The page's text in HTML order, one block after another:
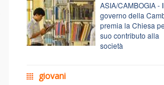
ASIA/CAMBOGIA - Il
governo della
premia la Chiesa
suo contributo alla
società
giovani